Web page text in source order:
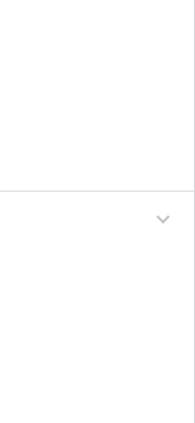
expand_more